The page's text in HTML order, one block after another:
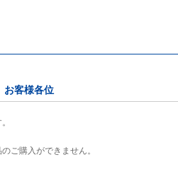
お客様各位
ご購入ができません。